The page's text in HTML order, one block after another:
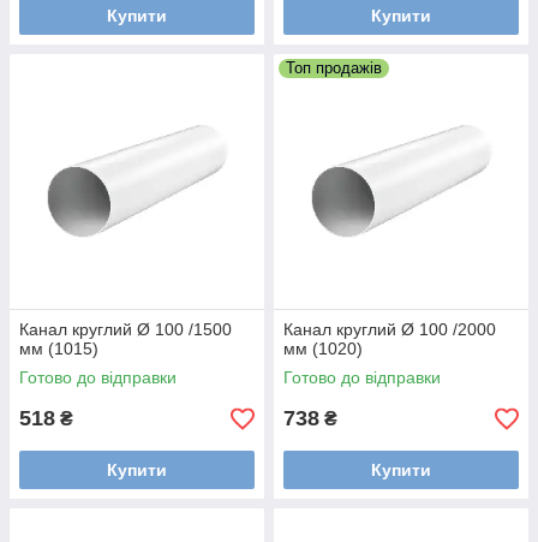
Купити Купити
Канал круглий Ø 100 /1500
мм (1015)
Готово до відправки
518 ₴
Купити
Топ продажів
Канал круглий Ø 100 /2000
мм (1020)
Готово до відправки
738 ₴
Купити